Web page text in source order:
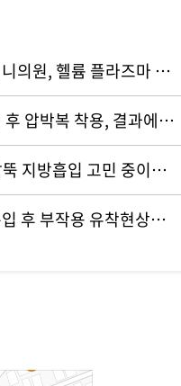
[메디컬투데이] 더스키니의원, 헬륨 플라즈마 기반 리뉴비온 도입
[라포르시안] 지방흡입 후 압박복 착용, 결과에 영향 주지 않아...통증…
[V헬스] 여름 앞두고 팔뚝 지방흡입 고민 중이라면 '이것' 주의해야
[메디컬투데이] 지방흡입 후 부작용 유착현상인 ‘바이오본드’ 개선하려면?